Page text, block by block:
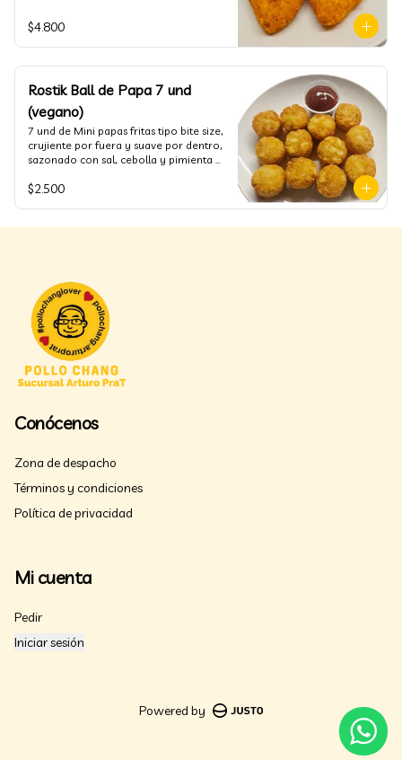
$4.800
Rostik Ball de Papa 7 und
(vegano)
7 und de Mini papas fritas tipo bite size,
crujiente por fuera y suave por dentro,
sazonado con sal, cebolla y pimienta
$2.500
Conócenos
Zona de despacho
Términos y condiciones
Política de privacidad
Mi cuenta
Pedir
Iniciar sesión
Powered by